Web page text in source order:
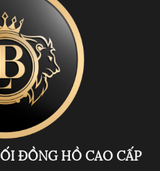
ĐỒNG HỒ CAO CẤP